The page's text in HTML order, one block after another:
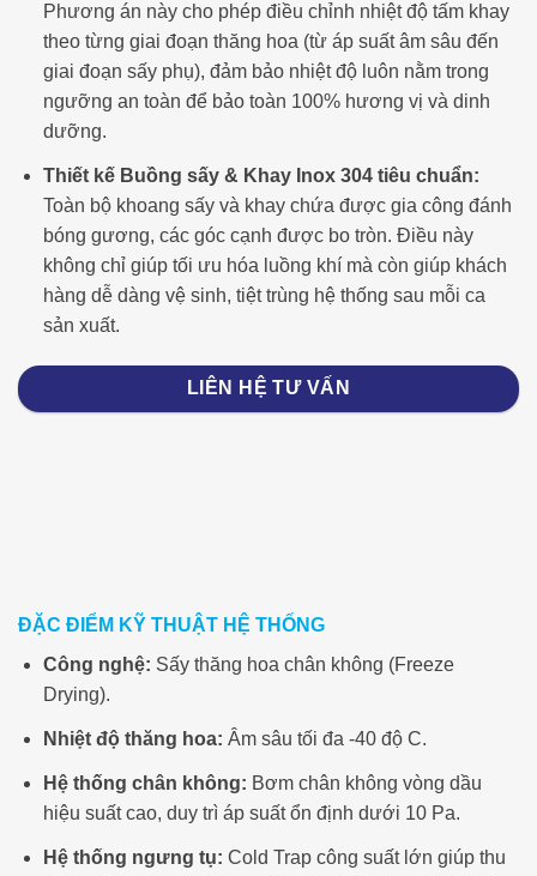
Phương án này cho phép điều chỉnh nhiệt độ tấm khay
theo từng giai đoạn thăng hoa (từ áp suất âm sâu đến
giai đoạn sấy phụ), đảm bảo nhiệt độ luôn nằm trong
ngưỡng an toàn để bảo toàn 100% hương vị và dinh
dưỡng.
Thiết kế Buồng sấy & Khay Inox 304 tiêu chuẩn:
Toàn bộ khoang sấy và khay chứa được gia công đánh
bóng gương, các góc cạnh được bo tròn. Điều này
không chỉ giúp tối ưu hóa luồng khí mà còn giúp khách
hàng dễ dàng vệ sinh, tiệt trùng hệ thống sau mỗi ca
sản xuất.
LIÊN HỆ TƯ VẤN
ĐẶC ĐIỂM KỸ THUẬT HỆ THỐNG
Công nghệ: Sấy thăng hoa chân không (Freeze
Drying).
Nhiệt độ thăng hoa: Âm sâu tối đa -40 độ C.
Hệ thống chân không: Bơm chân không vòng dầu
hiệu suất cao, duy trì áp suất ổn định dưới 10 Pa.
Hệ thống ngưng tụ: Cold Trap công suất lớn giúp thu